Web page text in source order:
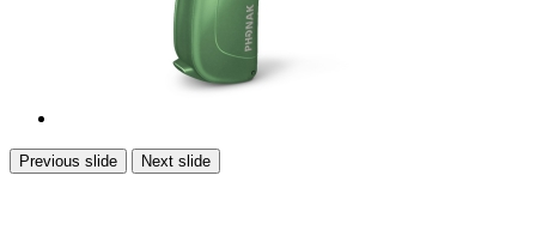
Previous slide Next slide